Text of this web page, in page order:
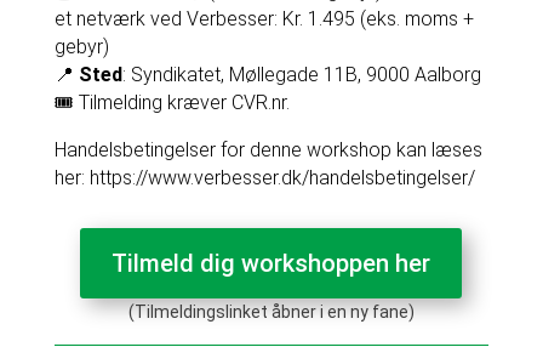
et netværk ved Verbesser: Kr. 1.495 (eks. moms +
gebyr)
📍 Sted: Syndikatet, Møllegade 11B, 9000 Aalborg
🎟️ Tilmelding kræver CVR.nr.
Handelsbetingelser for denne workshop kan læses
her: https://www.verbesser.dk/handelsbetingelser/
Tilmeld dig workshoppen her
(Tilmeldingslinket åbner i en ny fane)